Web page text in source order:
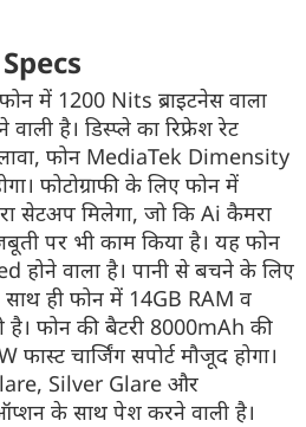
में 1200 Nits ब्राइटनेस वाला
है। डिस्प्ले का रिफ्रेश रेट
फोन MediaTek Dimensity
फोटोग्राफी के लिए फोन में
सेटअप मिलेगा, जो कि Ai कैमरा
पर भी काम किया है। यह फोन
वाला है। पानी से बचने के लिए
साथ ही फोन में 14GB RAM व
है। फोन की बैटरी 8000mAh की
चार्जिंग सपोर्ट मौजूद होगा।
Silver Glare और
के साथ पेश करने वाली है।